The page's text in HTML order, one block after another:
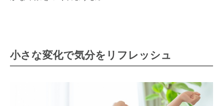
小さな変化で気分をリフレッシュ